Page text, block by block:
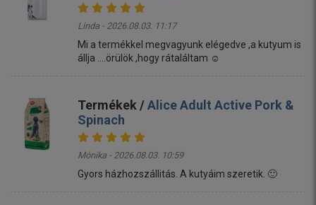
Linda - 2026.08.03. 11:17
Mi a termékkel megvagyunk elégedve ,a kutyum is
állja ....örülök ,hogy rátaláltam ☺️
Termékek /Alice Adult Active Pork &
Spinach
Mónika - 2026.08.03. 10:59
Gyors házhozszállitás. A kutyáim szeretik. 🙂